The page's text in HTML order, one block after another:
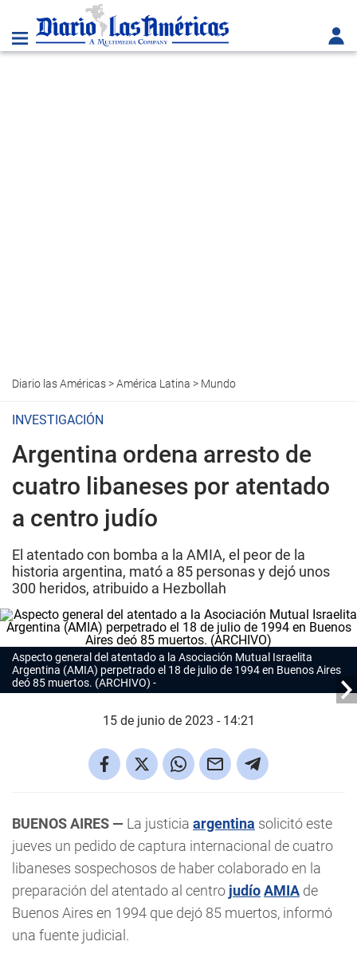
Diario las Américas>América Latina > Mundo
INVESTIGACIÓN
Argentina ordena arresto de
cuatro libaneses por atentado
a centro judío
El atentado con bomba a la AMIA, el peor de la
historia argentina, mató a 85 personas y dejó unos
300 heridos, atribuido a Hezbollah
Aspecto general del atentado a la Asociación Mutual Israelita
Argentina (AMIA) perpetrado el 18 de julio de 1994 en Buenos Aires
deó 85 muertos. (ARCHIVO)
15 de junio de 2023 - 14:21
BUENOS AIRES — La justicia argentina solicitó este
jueves un pedido de captura internacional de cuatro
libaneses sospechosos de haber colaborado en la
preparación del atentado al centro judíoAMIA de
Buenos Aires en 1994 que dejó 85 muertos, informó
una fuente judicial.